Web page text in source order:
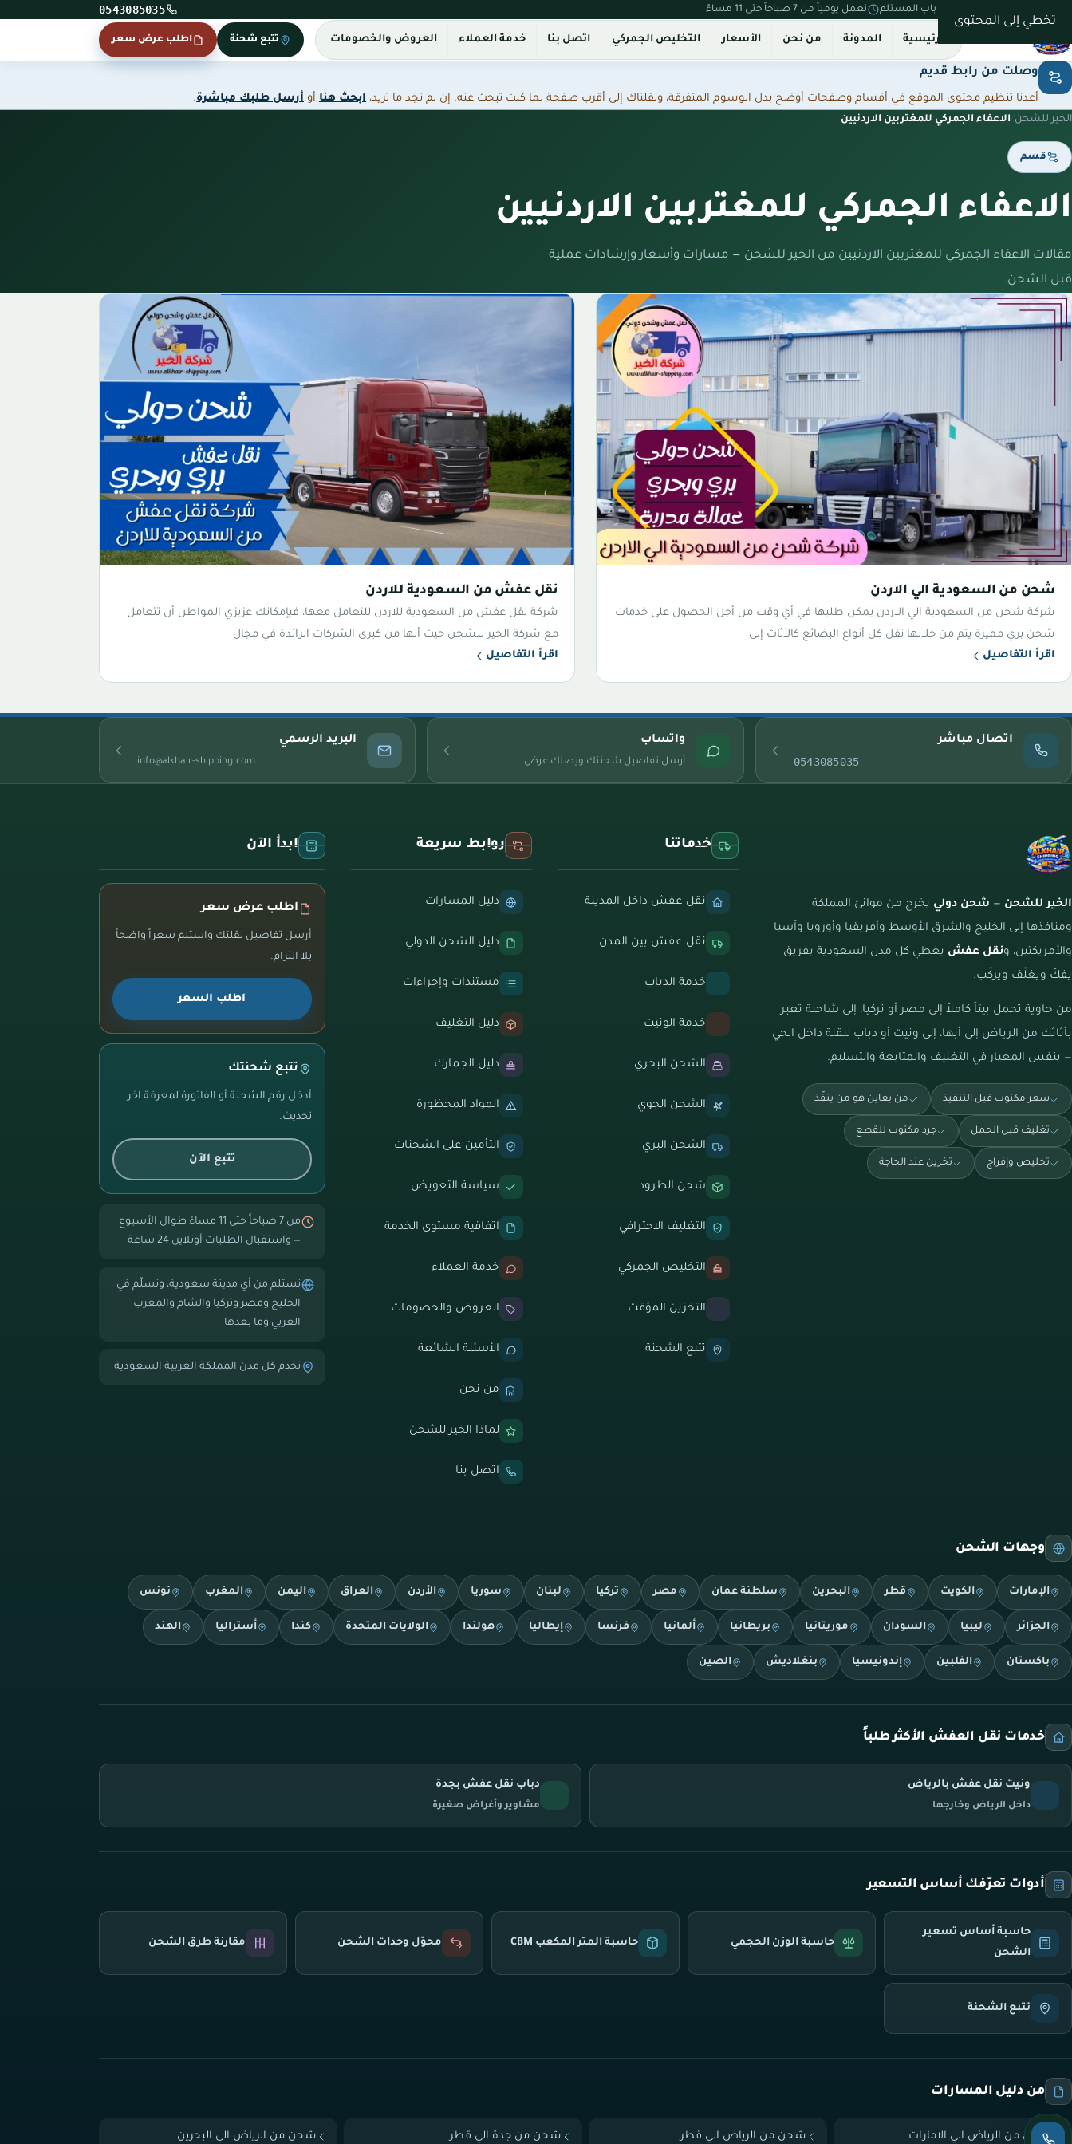
تخطي إلى المحتوى
نستلم من بيتك ونسلّم على باب المستلم نعمل يومياً من 7 صباحاً حتى 11 مساءً 0543085035
الرئيسية المدونة من نحن الأسعار التخليص الجمركي اتصل بنا خدمة العملاء العروض والخصومات تتبع شحنة اطلب عرض سعر
وصلت من رابط قديم
أعدنا تنظيم محتوى الموقع في أقسام وصفحات أوضح بدل الوسوم المتفرقة، ونقلناك إلى أقرب صفحة لما كنت تبحث عنه. إن لم تجد ما تريد، ابحث هنا أو أرسل طلبك مباشرة.
الخير للشحن/الاعفاء الجمركي للمغتربين الاردنيين
قسم
الاعفاء الجمركي للمغتربين الاردنيين
مقالات الاعفاء الجمركي للمغتربين الاردنيين من الخير للشحن — مسارات وأسعار وإرشادات عملية
قبل الشحن.
شحن من السعودية الي الاردن
شركة شحن من السعودية الي الاردن يمكن طلبها في أي وقت من أجل الحصول على خدمات
شحن بري مميزة يتم من خلالها نقل كل أنواع البضائع كالأثاث إلى
اقرأ التفاصيل
نقل عفش من السعودية للاردن
شركة نقل عفش من السعودية للاردن للتعامل معها، فبإمكانك عزيزي المواطن أن تتعامل
مع شركة الخير للشحن حيث أنها من كبرى الشركات الرائدة في مجال
اقرأ التفاصيل
اتصال مباشر
0543085035
واتساب
أرسل تفاصيل شحنتك ويصلك عرض
البريد الرسمي
info@alkhair-shipping.com
الخير للشحن — شحن دولي يخرج من موانئ المملكة
ومنافذها إلى الخليج والشرق الأوسط وأفريقيا وأوروبا وآسيا
والأمريكتين، ونقل عفش يغطي كل مدن السعودية بفريق
يفكّ ويغلّف ويركّب.
من حاوية تحمل بيتاً كاملاً إلى مصر أو تركيا، إلى شاحنة تعبر
بأثاثك من الرياض إلى أبها، إلى ونيت أو دباب لنقلة داخل الحي
— بنفس المعيار في التغليف والمتابعة والتسليم.
سعر مكتوب قبل التنفيذ من يعاين هو من ينفّذ
تغليف قبل الحمل جرد مكتوب للقطع
تخليص وإفراج تخزين عند الحاجة
خدماتنا
نقل عفش داخل المدينة
نقل عفش بين المدن
خدمة الدباب
خدمة الونيت
الشحن البحري
الشحن الجوي
الشحن البري
شحن الطرود
التغليف الاحترافي
التخليص الجمركي
التخزين المؤقت
تتبع الشحنة
روابط سريعة
دليل المسارات
دليل الشحن الدولي
مستندات وإجراءات
دليل التغليف
دليل الجمارك
المواد المحظورة
التأمين على الشحنات
سياسة التعويض
اتفاقية مستوى الخدمة
خدمة العملاء
العروض والخصومات
الأسئلة الشائعة
من نحن
لماذا الخير للشحن
اتصل بنا
ابدأ الآن
اطلب عرض سعر
أرسل تفاصيل نقلتك واستلم سعراً واضحاً
بلا التزام.
اطلب السعر
تتبع شحنتك
أدخل رقم الشحنة أو الفاتورة لمعرفة آخر
تحديث.
تتبع الآن
من 7 صباحاً حتى 11 مساءً طوال الأسبوع
— واستقبال الطلبات أونلاين 24 ساعة
نستلم من أي مدينة سعودية، ونسلّم في
الخليج ومصر وتركيا والشام والمغرب
العربي وما بعدها
نخدم كل مدن المملكة العربية السعودية
وجهات الشحن
الإمارات الكويت قطر البحرين سلطنة عمان مصر تركيا لبنان سوريا الأردن العراق اليمن المغرب تونس
الجزائر ليبيا السودان موريتانيا بريطانيا ألمانيا فرنسا إيطاليا هولندا الولايات المتحدة كندا أستراليا الهند
باكستان الفلبين إندونيسيا بنغلاديش الصين
خدمات نقل العفش الأكثر طلباً
ونيت نقل عفش بالرياض
داخل الرياض وخارجها
دباب نقل عفش بجدة
مشاوير وأغراض صغيرة
أدوات تعرّفك أساس التسعير
حاسبة أساس تسعير
الشحن
حاسبة الوزن الحجمي حاسبة المتر المكعب CBM محوّل وحدات الشحن مقارنة طرق الشحن
تتبع الشحنة
من دليل المسارات
شحن من الرياض الي الامارات شحن من الرياض الي قطر شحن من جدة الي قطر شحن من الرياض الي البحرين